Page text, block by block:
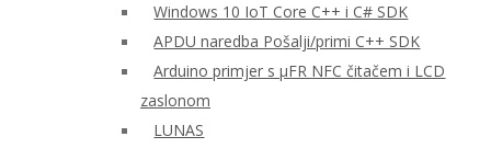
Windows 10 IoT Core C++ i C# SDK
APDU naredba Pošalji/primi C++ SDK
Arduino primjer s μFR NFC čitačem i LCD
zaslonom
LUNAS